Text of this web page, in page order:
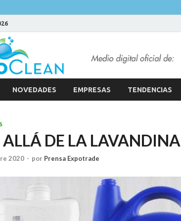
NOVEDADES EMPRESAS TENDENCIAS
DE LA LAVANDINA
2020 - por Prensa Expotrade